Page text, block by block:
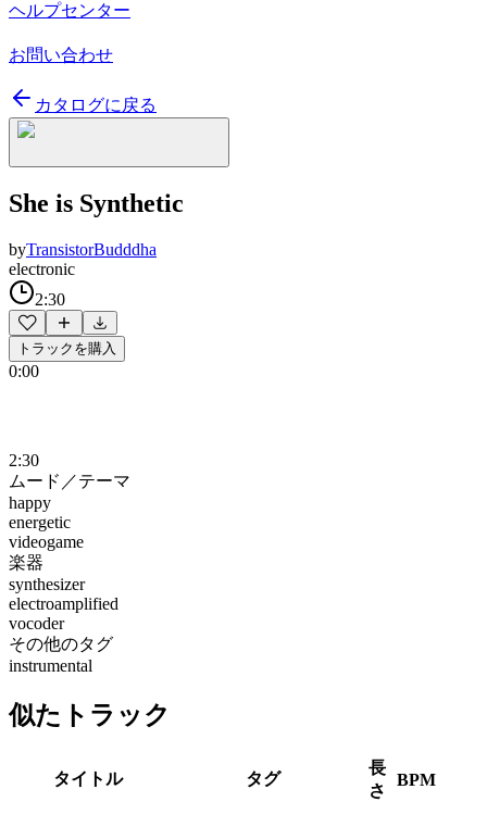
ヘルプセンター
お問い合わせ
カタログに戻る
She is Synthetic
byTransistorBudddha
electronic
2:30
トラックを購入
0:00
2:30
ムード／テーマ
happy
energetic
videogame
楽器
synthesizer
electroamplified
vocoder
その他のタグ
instrumental
似たトラック
タイトル タグ
長
さ
BPM